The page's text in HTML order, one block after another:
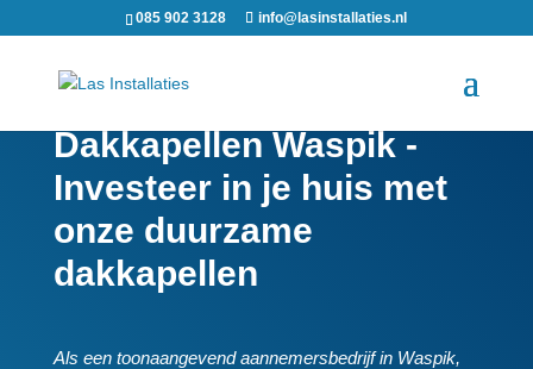
085 902 3128 info@lasinstallaties.nl
Dakkapellen Waspik -
Investeer in je huis met
onze duurzame
dakkapellen
Als een toonaangevend aannemersbedrijf in Waspik,